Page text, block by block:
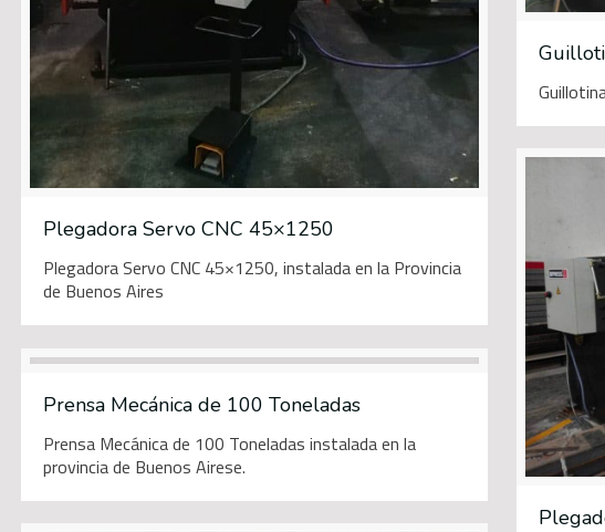
Plegadora Servo CNC 45×1250
Plegadora Servo CNC 45×1250, instalada en la Provincia
de Buenos Aires
Prensa Mecánica de 100 Toneladas
Prensa Mecánica de 100 Toneladas instalada en la
provincia de Buenos Airese.